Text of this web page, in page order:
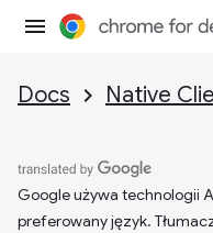
Docs Native
Google używa technologii
preferowany język.